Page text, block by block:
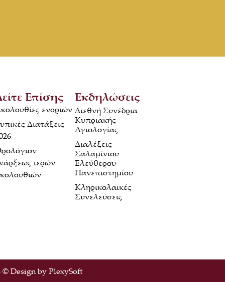
Επίσης
ενοριών
Διατάξεις
ιερών
Εκδηλώσεις
Διεθνή Συνέδρια
Κυπριακής
Αγιολογίας
Διαλέξεις
Σαλαμίνιου
Ελεύθερου
Πανεπιστημίου
Κληρικολαϊκές
Συνελεύσεις
© Design byPlexySoft